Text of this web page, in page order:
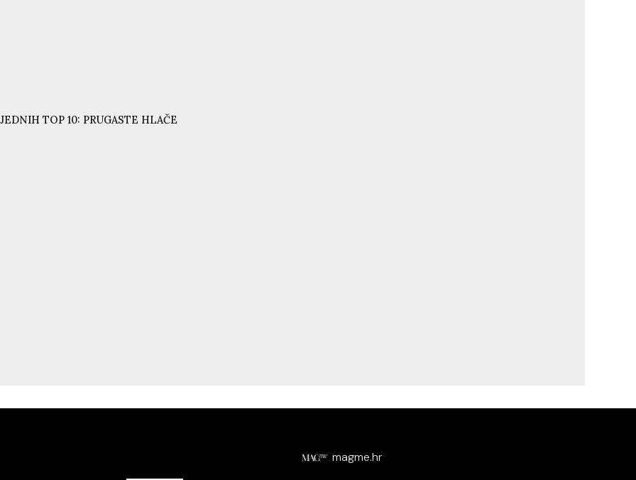
TOP 10: PRUGASTE HLAČE
magme.hr